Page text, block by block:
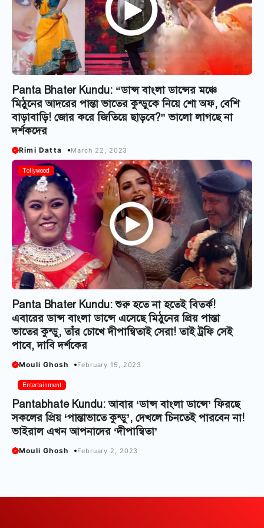
Panta Bhater Kundu: “ডান্স বাংলা ডান্সের মঞ্চে
মিঠুনের আদরের পান্তা ভাতের কুন্ডুকে নিয়ে শো অফ, বেশি
বাড়াবাড়ি! জোর করে জিতিয়ে ছাড়বে?” ভালো লাগছে না
দর্শকদের
Rimi Datta March 22, 2023
Tollywood
Panta Bhater Kundu: শুরু হতে না হতেই বিতর্ক!
এবারের ডান্স বাংলা ডান্সে এসেছে মিঠুনের প্রিয় পান্তা
ভাতের কুন্ডু, তাঁর চোখে দীপান্বিতাই সেরা! তাই ট্রফি সেই
পাবে, দাবি দর্শকের
Mouli Ghosh February 15, 2023
Entertainment
Pantabhate Kundu: আবার ‘ডান্স বাংলা ডান্সে’ ফিরছে
সকলের প্রিয় ‘পান্তাভাতে কুন্ডু’, দেখলে চিনতেই পারবেন না!
ভাইরাল এখন আপনাদের ‘দীপান্বিতা’
Mouli Ghosh February 2, 2023